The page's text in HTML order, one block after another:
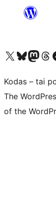
Visit our X (formerly Twitter) account
Apsilankykite mūsų
Visit our
Kodas – tai
The
of the